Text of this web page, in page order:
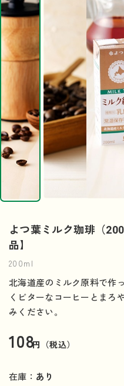
よつ葉ミルク珈琲（
品】
200ml
北海道産のミルク原料で作
くビターなコーヒーとまろ
みください。
108円（税込）
在庫： あり